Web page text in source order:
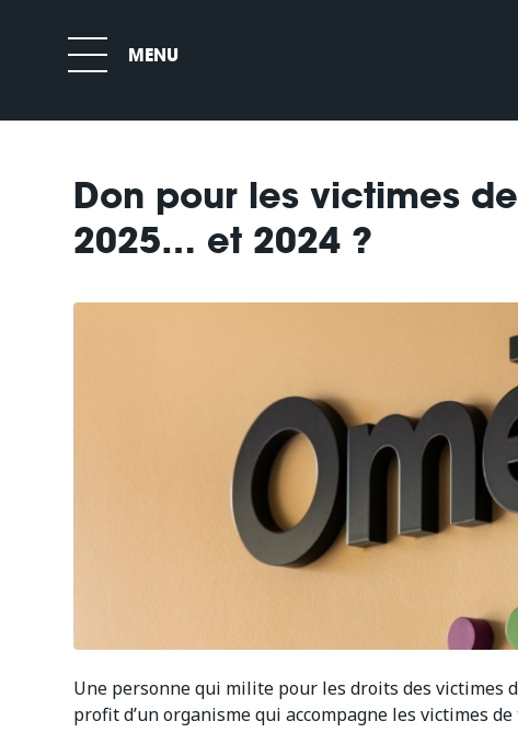
Don pour les victimes
2025… et 2024 ?
Une personne qui milite pour les droits des victimes
profit d’un organisme qui accompagne les victimes